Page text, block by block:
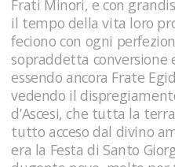
Frati Minori, e con
il tempo della vita loro
feciono con ogni
sopraddetta conversione
essendo ancora Frate
vedendo il
d’Ascesi, che tutta la
tutto acceso dal divino
era la Festa di Santo